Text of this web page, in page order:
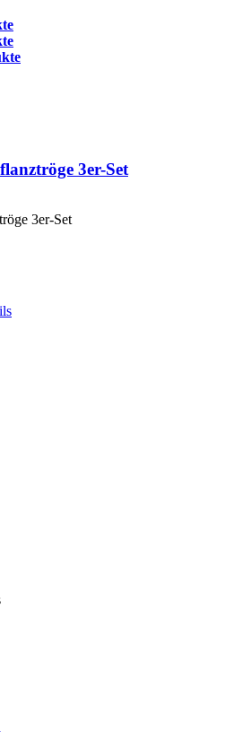
3er-Set
3er-Set